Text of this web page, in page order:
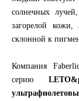
солнечных
загорелой кожи,
склонной к
Компания
серию